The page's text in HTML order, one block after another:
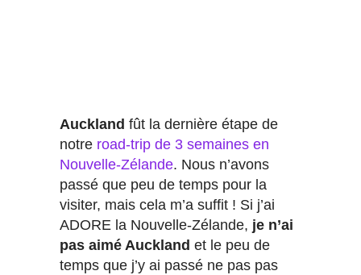
Auckland fût la dernière étape de
notre road-trip de 3 semaines en
Nouvelle-Zélande. Nous n’avons
passé que peu de temps pour la
visiter, mais cela m’a suffit ! Si j’ai
ADORE la Nouvelle-Zélande, je n’ai
pas aimé Auckland et le peu de
temps que j’y ai passé ne pas pas